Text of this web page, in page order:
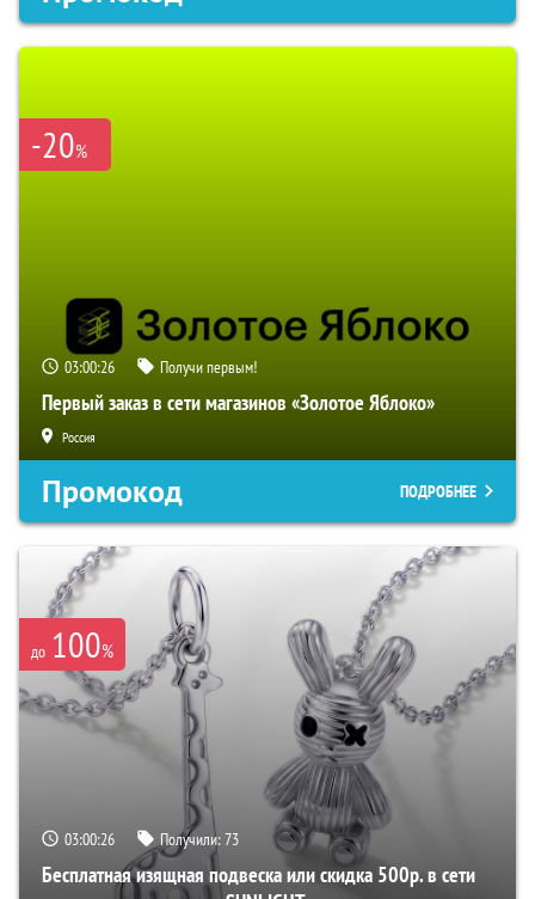
-20%
03:00:25 Получи первым!
Первый заказ в сети магазинов «Золотое Яблоко»
Россия
Промокод ПОДРОБНЕЕ
до 100%
03:00:25 Получили:73
Бесплатная изящная подвеска или скидка 500р. в сети